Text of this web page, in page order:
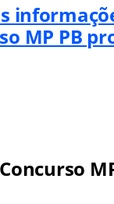
MP PB